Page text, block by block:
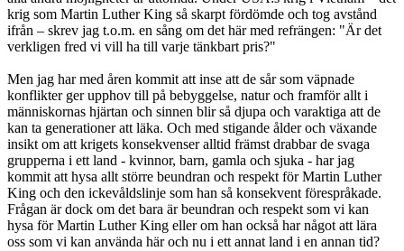
krig som Martin Luther King så skarpt fördömde och tog avstånd
ifrån – skrev jag t.o.m. en sång om det här med refrängen: "Är det
verkligen fred vi vill ha till varje tänkbart pris?"
Men jag har med åren kommit att inse att de sår som väpnade
konflikter ger upphov till på bebyggelse, natur och framför allt i
människornas hjärtan och sinnen blir så djupa och varaktiga att de
kan ta generationer att läka. Och med stigande ålder och växande
insikt om att krigets konsekvenser alltid främst drabbar de svaga
grupperna i ett land - kvinnor, barn, gamla och sjuka - har jag
kommit att hysa allt större beundran och respekt för Martin Luther
King och den ickevåldslinje som han så konsekvent förespråkade.
Frågan är dock om det bara är beundran och respekt som vi kan
hysa för Martin Luther King eller om han också har något att lära
oss som vi kan använda här och nu i ett annat land i en annan tid?